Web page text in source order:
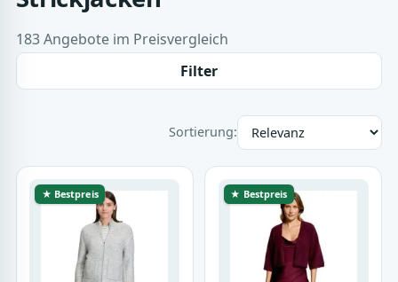
183 Angebote im Preisvergleich
Filter
Sortierung:
★ Bestpreis ★ Bestpreis